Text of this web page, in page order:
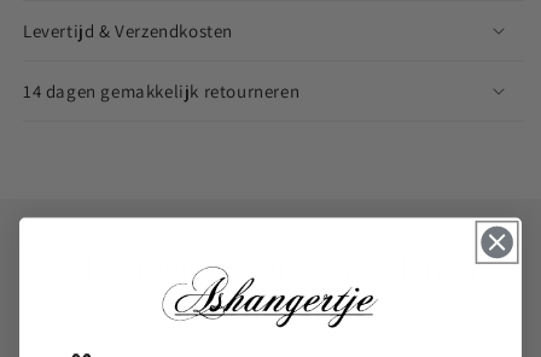
Levertijd & Verzendkosten
14 dagen gemakkelijk retourneren
Echte reviews van echte klanten
Geverifieerde reviews